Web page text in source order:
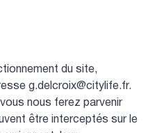
du site,
g.delcroix@citylife.fr.
nous ferez parvenir
être interceptés sur le